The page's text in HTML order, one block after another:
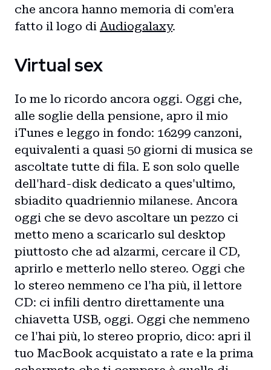
che ancora hanno memoria di com'era
fatto il logo di Audiogalaxy.
Virtual sex
Io me lo ricordo ancora oggi. Oggi che,
alle soglie della pensione, apro il mio
iTunes e leggo in fondo: 16299 canzoni,
equivalenti a quasi 50 giorni di musica se
ascoltate tutte di fila. E son solo quelle
dell'hard-disk dedicato a ques'ultimo,
sbiadito quadriennio milanese. Ancora
oggi che se devo ascoltare un pezzo ci
metto meno a scaricarlo sul desktop
piuttosto che ad alzarmi, cercare il CD,
aprirlo e metterlo nello stereo. Oggi che
lo stereo nemmeno ce l'ha più, il lettore
CD: ci infili dentro direttamente una
chiavetta USB, oggi. Oggi che nemmeno
ce l'hai più, lo stereo proprio, dico: apri il
tuo MacBook acquistato a rate e la prima